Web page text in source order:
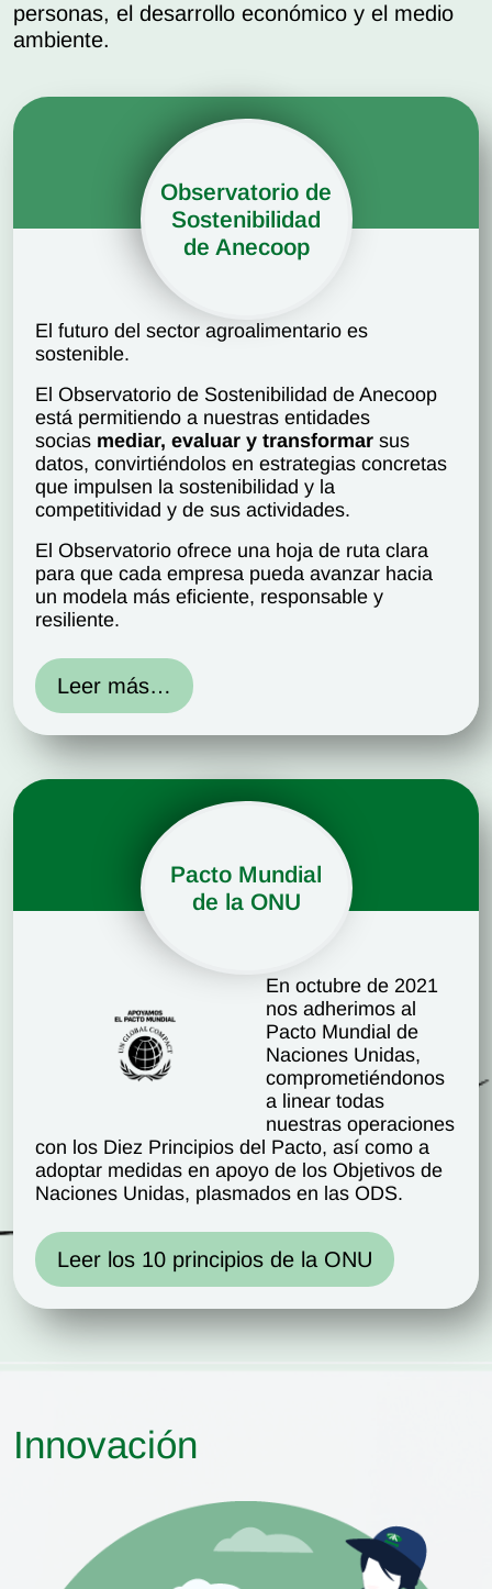
personas, el desarrollo económico y el medio
ambiente.
Observatorio de
Sostenibilidad
de Anecoop
El futuro del sector agroalimentario es
sostenible.
El Observatorio de Sostenibilidad de Anecoop
está permitiendo a nuestras entidades
socias mediar, evaluar y transformar sus
datos, convirtiéndolos en estrategias concretas
que impulsen la sostenibilidad y la
competitividad y de sus actividades.
El Observatorio ofrece una hoja de ruta clara
para que cada empresa pueda avanzar hacia
un modela más eficiente, responsable y
resiliente.
Leer más…
Pacto Mundial
de la ONU
En octubre de 2021
nos adherimos al
Pacto Mundial de
Naciones Unidas,
comprometiéndonos
a linear todas
nuestras operaciones
con los Diez Principios del Pacto, así como a
adoptar medidas en apoyo de los Objetivos de
Naciones Unidas, plasmados en las ODS.
Leer los 10 principios de la ONU
Innovación